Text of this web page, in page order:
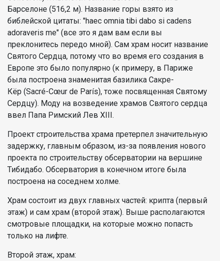
Барселоне (516,2 м). Название горы взято из
библейской цитаты: "haec omnia tibi dabo si cadens
adoraveris me" (все это я дам вам если вы
преклонитесь передо мной). Сам храм носит название
Святого Сердца, потому что во время его создания в
Европе это было популярно (к примеру, в Париже
была построена знаменитая базилика Сакре-
Кёр (Sacré-Cœur de París), тоже посвященная Святому
Сердцу). Моду на возведение храмов Святого сердца
ввел Папа Римский Лев XIII.
Проект строительства храма претерпел значительную
задержку, главным образом, из-за появления нового
проекта по строительству обсерватории на вершине
Тибидабо. Обсерватория в конечном итоге была
построена на соседнем холме.
Храм состоит из двух главных частей: крипта (первый
этаж) и сам храм (второй этаж). Выше располагаются
смотровые площадки, на которые можно попасть
только на лифте.
Второй этаж, храм: